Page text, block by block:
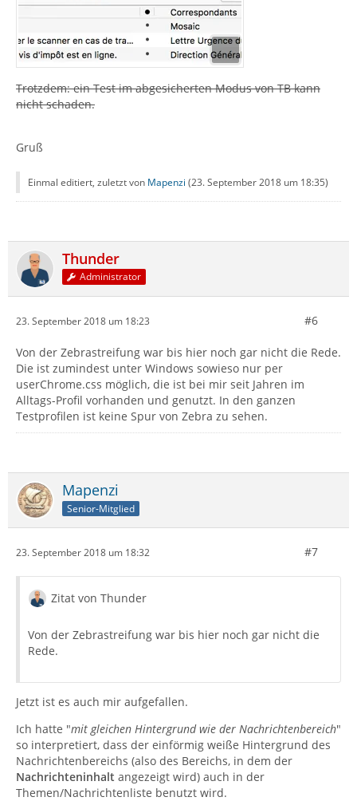
Trotzdem: ein Test im abgesicherten Modus von TB kann
nicht schaden.
Gruß
Einmal editiert, zuletzt von Mapenzi (23. September 2018 um 18:35)
Thunder
Administrator
23. September 2018 um 18:23 #6
Von der Zebrastreifung war bis hier noch gar nicht die Rede.
Die ist zumindest unter Windows sowieso nur per
userChrome.css möglich, die ist bei mir seit Jahren im
Alltags-Profil vorhanden und genutzt. In den ganzen
Testprofilen ist keine Spur von Zebra zu sehen.
Mapenzi
Senior-Mitglied
23. September 2018 um 18:32 #7
Zitat von Thunder
Von der Zebrastreifung war bis hier noch gar nicht die
Rede.
Jetzt ist es auch mir aufgefallen.
Ich hatte "mit gleichen Hintergrund wie der Nachrichtenbereich"
so interpretiert, dass der einförmig weiße Hintergrund des
Nachrichtenbereichs (also des Bereichs, in dem der
Nachrichteninhalt angezeigt wird) auch in der
Themen/Nachrichtenliste benutzt wird.